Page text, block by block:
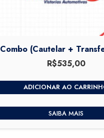
Combo (Cautelar +
R$535,00
ADICIONAR AO
SAIBA MAIS